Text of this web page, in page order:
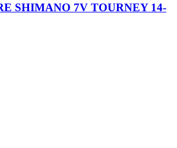
SHIMANO 7V TOURNEY 14-